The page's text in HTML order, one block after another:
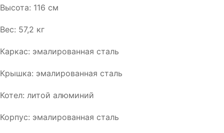
Высота: 116 см
Вес: 57,2 кг
Каркас: эмалированная сталь
Крышка: эмалированная сталь
Котел: литой алюминий
Корпус: эмалированная сталь